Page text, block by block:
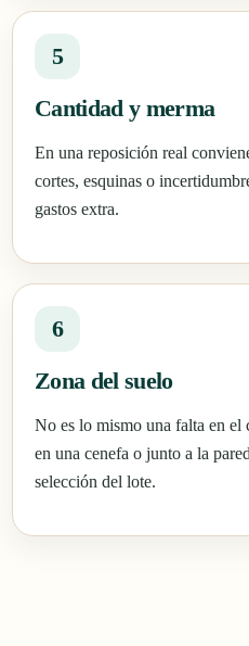
5
Cantidad y merma
En una reposición real
cortes, esquinas o
gastos extra.
6
Zona del suelo
No es lo mismo una falta en el
en una cenefa o junto a la
selección del lote.